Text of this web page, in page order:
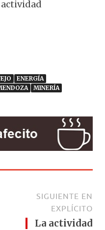
ENERGÍA
MINERÍA
SIGUIENTE EN
EXPLÍCITO
La actividad